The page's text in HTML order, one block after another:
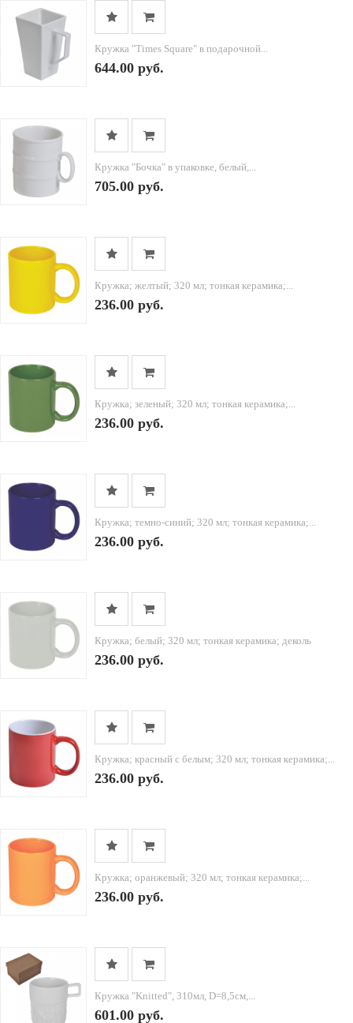
Кружка "Times Square" в подарочной...
644.00 руб.
Кружка "Бочка" в упаковке, белый,...
705.00 руб.
Кружка; желтый; 320 мл; тонкая керамика;...
236.00 руб.
Кружка; зеленый; 320 мл; тонкая керамика;...
236.00 руб.
Кружка; темно-синий; 320 мл; тонкая керамика;...
236.00 руб.
Кружка; белый; 320 мл; тонкая керамика; деколь
236.00 руб.
Кружка; красный с белым; 320 мл; тонкая керамика;...
236.00 руб.
Кружка; оранжевый; 320 мл; тонкая керамика;...
236.00 руб.
Кружка "Knitted", 310мл, D=8,5см,...
601.00 руб.